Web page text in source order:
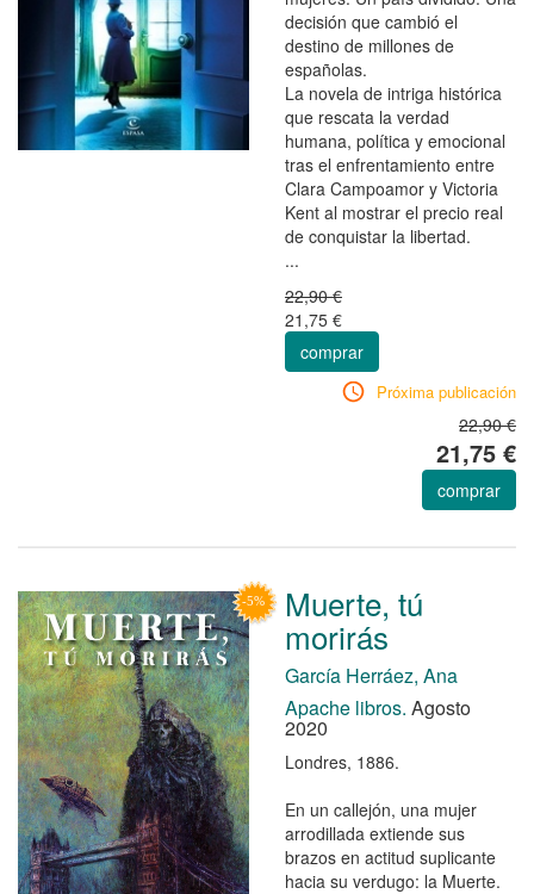
decisión que cambió el
destino de millones de
españolas.
La novela de intriga histórica
que rescata la verdad
humana, política y emocional
tras el enfrentamiento entre
Clara Campoamor y Victoria
Kent al mostrar el precio real
de conquistar la libertad.
...
22,90 €
21,75 €
comprar
Próxima publicación
22,90 €
21,75 €
comprar
Muerte, tú
morirás
García Herráez, Ana
Apache libros. Agosto
2020
Londres, 1886.
En un callejón, una mujer
arrodillada extiende sus
brazos en actitud suplicante
hacia su verdugo: la Muerte.